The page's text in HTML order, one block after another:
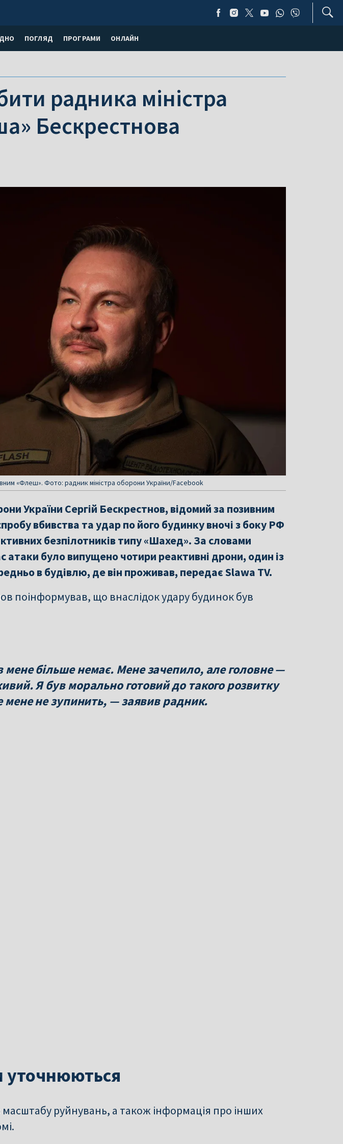
ПОГЛЯД ПРОГРАМИ ОНЛАЙН
радника міністра
Бескрестнова
«Флеш». Фото: радник міністра оборони України/Facebook
України Сергій Бескрестнов, відомий за позивним
вбивства та удар по його будинку вночі з боку РФ
безпілотників типу «Шахед». За словами
атаки було випущено чотири реактивні дрони, один із
в будівлю, де він проживав, передає Slawa TV.
поінформував, що внаслідок удару будинок був
мене більше немає. Мене зачепило, але головне —
Я був морально готовий до такого розвитку
мене не зупинить, — заявив радник.
уточнюються
руйнувань, а також інформація про інших